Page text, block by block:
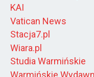
KAI
Vatican News
Stacja7.pl
Wiara.pl
Studia Warmińskie
Warmińskie